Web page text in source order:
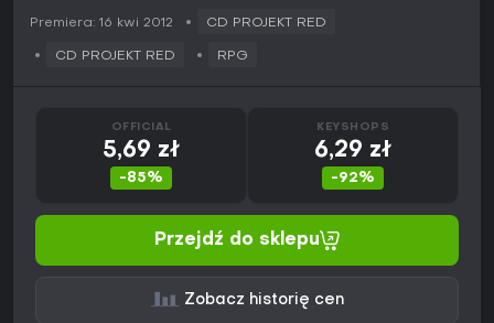
Premiera: 16 kwi 2012 CD PROJEKT RED
CD PROJEKT RED RPG
OFFICIAL
5,69 zł
-85%
KEYSHOPS
6,29 zł
-92%
Przejdź do sklepu
Zobacz historię cen